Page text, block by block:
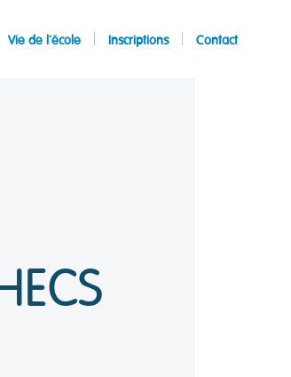
Vie de l'école Inscriptions Contact